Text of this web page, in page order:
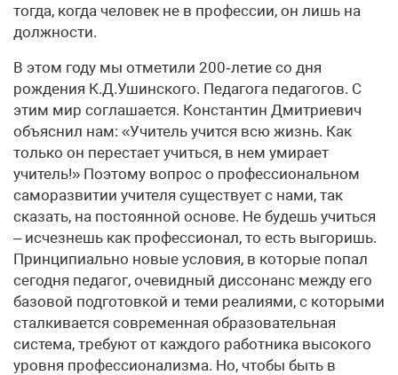
тогда, когда человек не в профессии, он лишь на
должности.
В этом году мы отметили 200‑летие со дня
рождения К.Д.Ушинского. Педагога педагогов. С
этим мир соглашается. Константин Дмитриевич
объяснил нам: «Учитель учится всю жизнь. Как
только он перестает учиться, в нем умирает
учитель!» Поэтому вопрос о профессиональном
саморазвитии учителя существует с нами, так
сказать, на постоянной основе. Не будешь учиться
– исчезнешь как профессионал, то есть выгоришь.
Принципиально новые условия, в которые попал
сегодня педагог, очевидный диссонанс между его
базовой подготовкой и теми реалиями, с которыми
сталкивается современная образовательная
система, требуют от каждого работника высокого
уровня профессионализма. Но, чтобы быть в